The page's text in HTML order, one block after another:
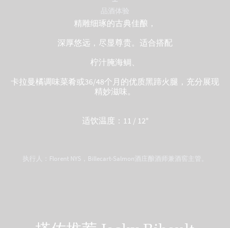
品酒体验
精雕细琢的古典佳酿，
深厚悠远，尽显尊贵。适合搭配
柠汁腌海鲷、
卡拉曼橘调味菜肴或36/48个月的优质黑蹄火腿，充分展现
精妙滋味。
适饮温度：11 / 12°
执行人：Florent NYS，Billecart-Salmon酒庄酿酒师兼酒窖主管。